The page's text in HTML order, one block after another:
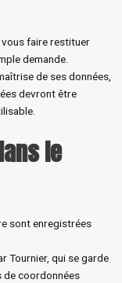
vous faire restituer
demande.
de ses données,
devront être
le
sont enregistrées
Tournier, qui se garde
de coordonnées